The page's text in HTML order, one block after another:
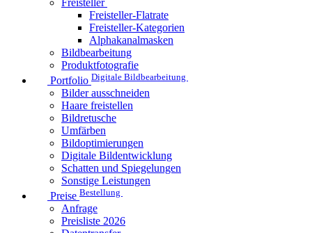
Freisteller-Flatrate
Freisteller-Kategorien
Alphakanalmasken
Bildbearbeitung
Produktfotografie
Portfolio Digitale Bildbearbeitung
Bilder ausschneiden
Haare freistellen
Bildretusche
Umfärben
Bildoptimierungen
Digitale Bildentwicklung
Schatten und Spiegelungen
Sonstige Leistungen
Preise Bestellung
Anfrage
Preisliste 2026